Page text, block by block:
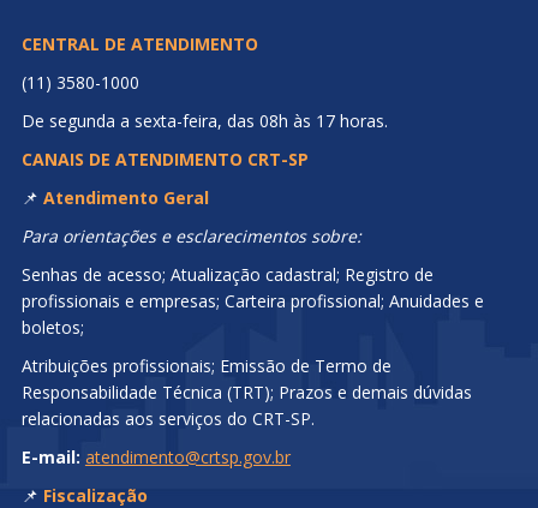
CENTRAL DE ATENDIMENTO
(11) 3580-1000
De segunda a sexta-feira, das 08h às 17 horas.
CANAIS DE ATENDIMENTO CRT-SP
📌 Atendimento Geral
Para orientações e esclarecimentos sobre:
Senhas de acesso; Atualização cadastral; Registro de
profissionais e empresas; Carteira profissional; Anuidades e
boletos;
Atribuições profissionais; Emissão de Termo de
Responsabilidade Técnica (TRT); Prazos e demais dúvidas
relacionadas aos serviços do CRT-SP.
E-mail: atendimento@crtsp.gov.br
📌 Fiscalização